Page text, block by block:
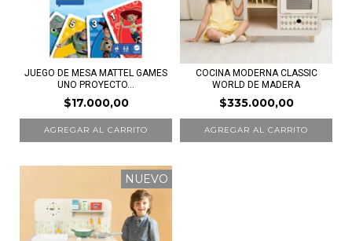
JUEGO DE MESA MATTEL GAMES
UNO PROYECTO...
$17.000,00
COCINA MODERNA CLASSIC
WORLD DE MADERA
$335.000,00
NUEVO